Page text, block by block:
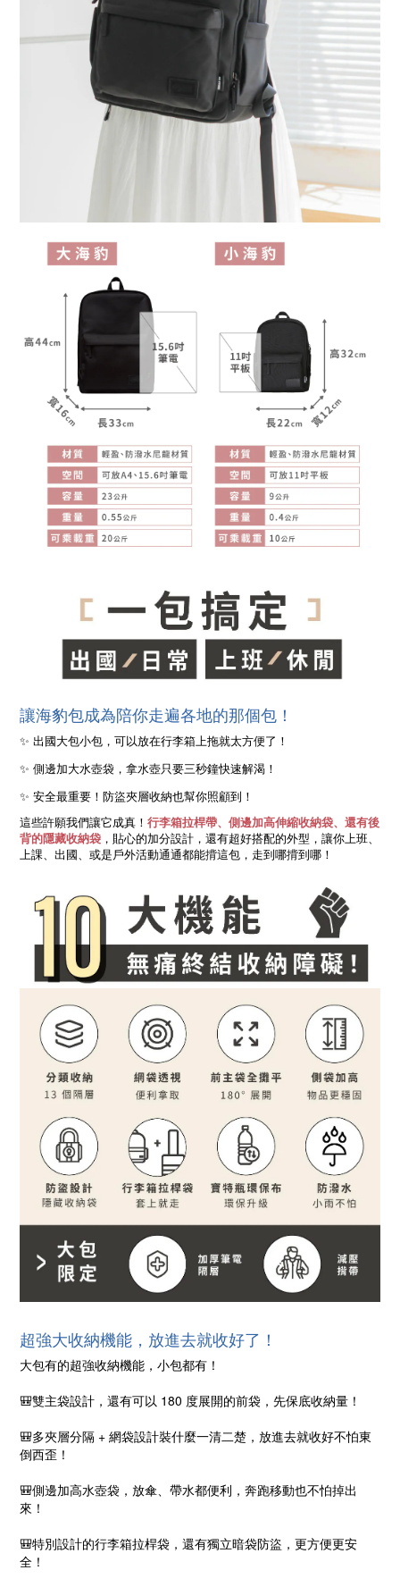
讓海豹包成為陪你走遍各地的那個包！
✨ 出國大包小包，可以放在行李箱上拖就太方便了！
✨ 側邊加大水壺袋，拿水壺只要三秒鐘快速解渴！
✨ 安全最重要！防盜夾層收納也幫你照顧到！
這些許願我們讓它成真！ 行李箱拉桿帶、側邊加高伸縮收納袋、還有後
背的隱藏收納袋 ，貼心的加分設計，還有超好搭配的外型，讓你上班、
上課、出國、或是戶外活動通通都能揹這包，走到哪揹到哪！
超強大收納機能，放進去就收好了！
大包有的超強收納機能，小包都有！
🎒雙主袋設計，還有可以 180 度展開的前袋，先保底收納量！
🎒多夾層分隔 + 網袋設計裝什麼一清二楚，放進去就收好不怕東
倒西歪！
🎒側邊加高水壺袋，放傘、帶水都便利，奔跑移動也不怕掉出
來！
🎒特別設計的行李箱拉桿袋，還有獨立暗袋防盜，更方便更安
全！